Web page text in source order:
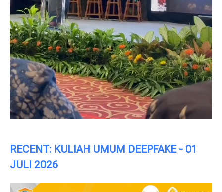
RECENT: KULIAH UMUM DEEPFAKE - 01
JULI 2026